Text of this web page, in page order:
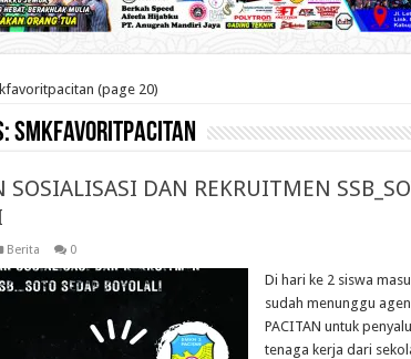
(page 20)
smkfavoritpacitan
SOSIALISASI DAN REKRUITMEN
Berita 0
Di hari ke 2 siswa
sudah menunggu
PACITAN untuk
tenaga kerja dari